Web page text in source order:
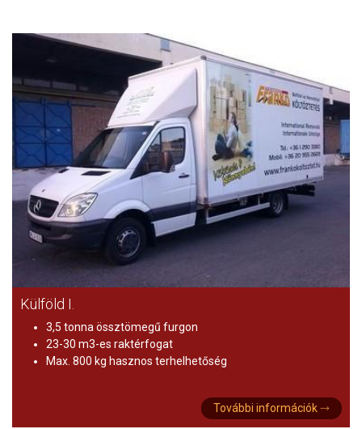
Külföld I.
3,5 tonna össztömegű furgon
23-30 m3-es raktérfogat
Max. 800 kg hasznos terhelhetőség
További információk ⤑